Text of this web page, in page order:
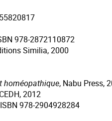
978-2872110872
Similia, 2000
homéopathique, Nabu Press,
2012
978-2904928284